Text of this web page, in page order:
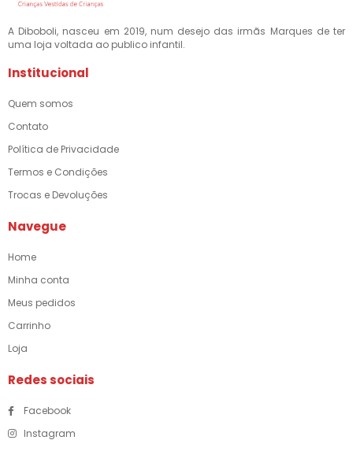
A Diboboli, nasceu em 2019, num desejo das irmãs Marques de ter
uma loja voltada ao publico infantil.
Institucional
Quem somos
Contato
Política de Privacidade
Termos e Condições
Trocas e Devoluções
Navegue
Home
Minha conta
Meus pedidos
Carrinho
Loja
Redes sociais
Facebook
Instagram